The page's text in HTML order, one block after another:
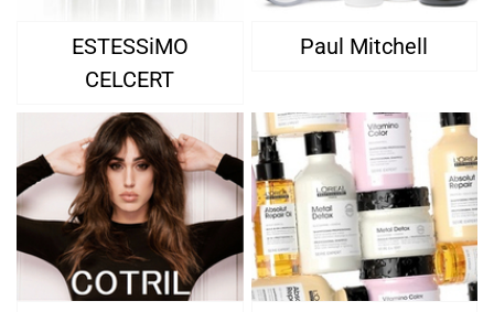
ESTESSiMO
CELCERT
Paul Mitchell